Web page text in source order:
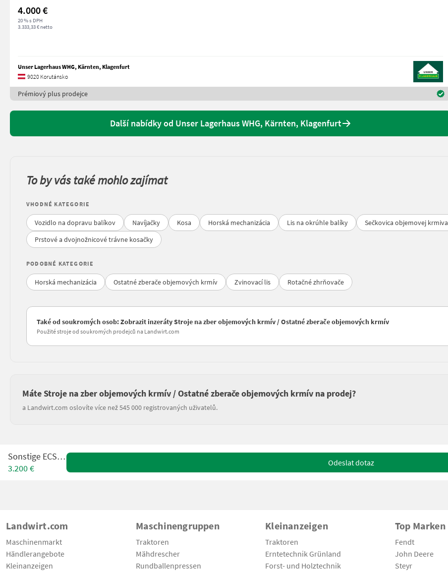
4.000 €
20 % s DPH
3.333,33 € netto
Unser Lagerhaus WHG, Kärnten, Klagenfurt
9020 Korutánsko
Prémiový plus prodejce
Další nabídky od Unser Lagerhaus WHG, Kärnten, Klagenfurt
To by vás také mohlo zajímat
VHODNÉ KATEGORIE
Vozidlo na dopravu balíkov Navíjačky Kosa Horská mechanizácia Lis na okrúhle balíky Sečkovica objemovej krmiva
Prstové a dvojnožnicové trávne kosačky
PODOBNÉ KATEGORIE
Horská mechanizácia Ostatné zberače objemových krmív Zvinovací lis Rotačné zhrňovače
Také od soukromých osob: Zobrazit inzeráty Stroje na zber objemových krmív / Ostatné zberače objemových krmív
Použité stroje od soukromých prodejců na Landwirt.com
Máte Stroje na zber objemových krmív / Ostatné zberače objemových krmív na prodej?
a Landwirt.com oslovíte více než 545 000 registrovaných uživatelů.
Sonstige ECS 220
3.200 €
Odeslat dotaz
Landwirt.com
Maschinenmarkt
Händlerangebote
Kleinanzeigen
Maschinengruppen
Traktoren
Mähdrescher
Rundballenpressen
Kleinanzeigen
Traktoren
Erntetechnik Grünland
Forst- und Holztechnik
Top Marken
Fendt
John Deere
Steyr